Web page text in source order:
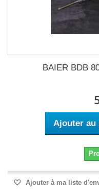
BAIER BDB
Ajouter au
Ajouter à ma liste